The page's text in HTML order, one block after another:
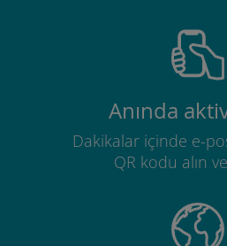
Anında
Dakikalar içinde e-
QR kodu alın